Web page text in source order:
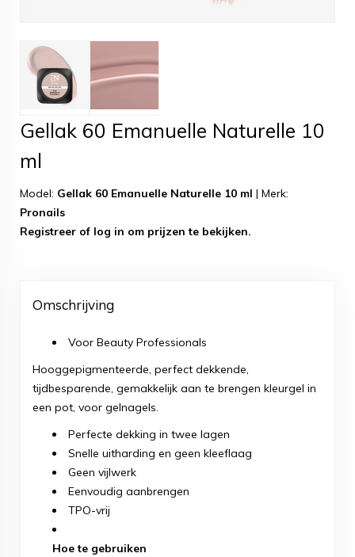
Gellak 60 Emanuelle Naturelle 10
ml
Model: Gellak 60 Emanuelle Naturelle 10 ml | Merk:
Pronails
Registreer of log in om prijzen te bekijken.
Omschrijving
Voor Beauty Professionals
Hooggepigmenteerde, perfect dekkende,
tijdbesparende, gemakkelijk aan te brengen kleurgel in
een pot, voor gelnagels.
Perfecte dekking in twee lagen
Snelle uitharding en geen kleeflaag
Geen vijlwerk
Eenvoudig aanbrengen
TPO-vrij
Hoe te gebruiken